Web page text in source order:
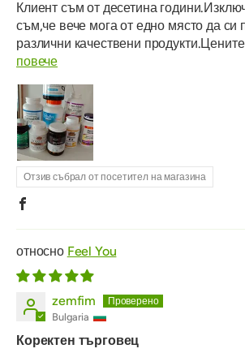
Клиент съм от десетина
съм,че вече мога от едно място да си
различни качествени
повече
Отзив събрал от посетител на магазина
Feel You
zemfim
Bulgaria
Коректен търговец